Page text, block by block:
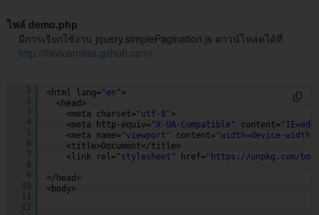
ไฟล์ demo.php
มีการเรียกใช้งาน jquery.simplePagination.js ดาวน์โหลดได้ที่
http://flaviusmatis.github.com/
1
2
3
4
5
6
7
8
9
10
11
12
<html lang="en" >
<head>
<meta charset="utf-8" >
<meta http-equiv="X-UA-Compatible" content=
<meta name="viewport" content="width=device-
<title>Document</title>
<link rel="stylesheet" href=" https://unpkg.com/
</head>
<body>